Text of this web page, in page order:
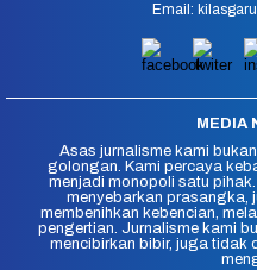
Email:
MEDIA
Asas jurnalisme kami
golongan. Kami percaya
menjadi monopoli satu
menyebarkan prasangka,
membenihkan kebencian,
pengertian. Jurnalisme kami
mencibirkan bibir, juga tidak